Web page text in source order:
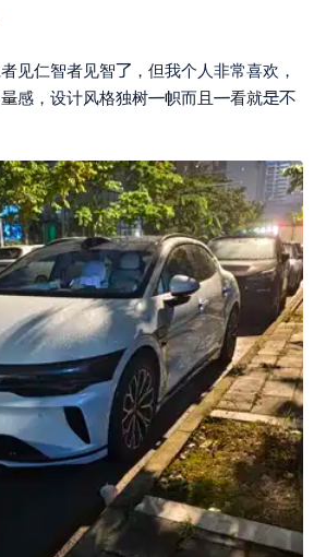
见仁智者见智 ，但我个人非常喜欢，
感，设计风格独树帜而且 看就